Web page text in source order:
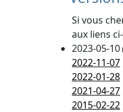
Si vous
aux liens
2023-05-10
2022-11-07
2022-01-28
2021-04-27
2015-02-22